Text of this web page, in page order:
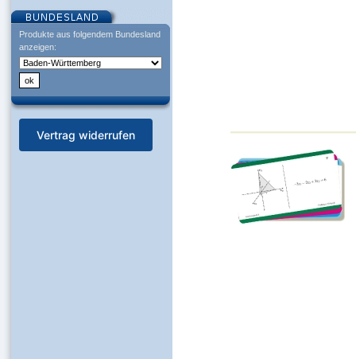
Produkte aus folgendem Bundesland
anzeigen:
Vertrag widerrufen